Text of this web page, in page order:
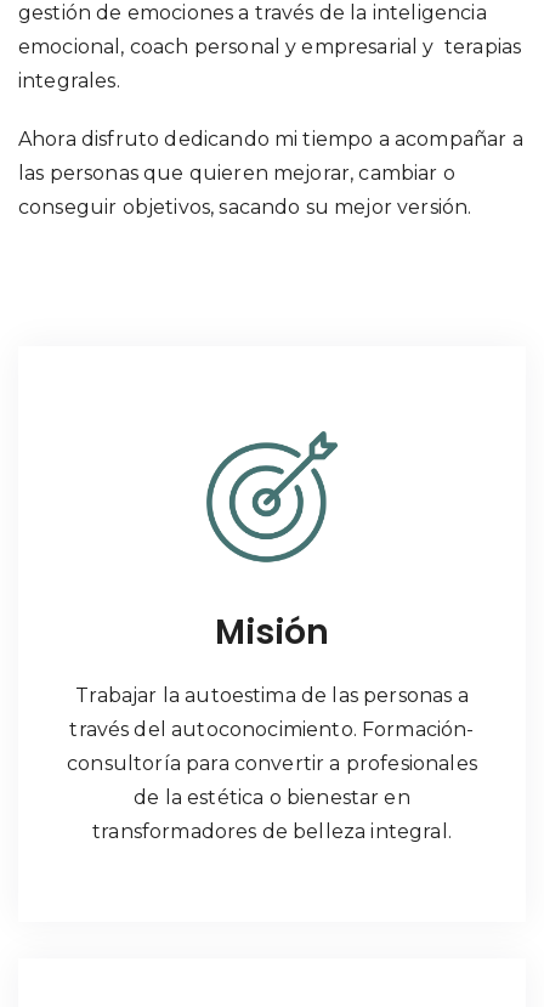
gestión de emociones a través de la inteligencia
emocional, coach personal y empresarial y terapias
integrales.
Ahora disfruto dedicando mi tiempo a acompañar a
las personas que quieren mejorar, cambiar o
conseguir objetivos, sacando su mejor versión.
Misión
Trabajar la autoestima de las personas a
través del autoconocimiento. Formación-
consultoría para convertir a profesionales
de la estética o bienestar en
transformadores de belleza integral.